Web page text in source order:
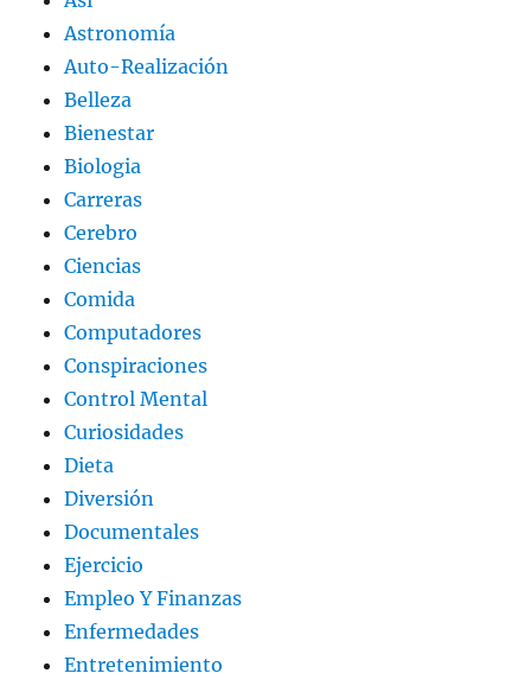
Astronomía
Auto-Realización
Belleza
Bienestar
Biologia
Carreras
Cerebro
Ciencias
Comida
Computadores
Conspiraciones
Control Mental
Curiosidades
Dieta
Diversión
Documentales
Ejercicio
Empleo Y Finanzas
Enfermedades
Entretenimiento